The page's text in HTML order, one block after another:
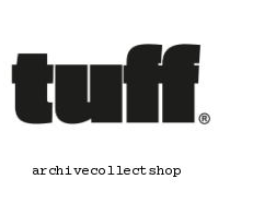
archivecollectshop